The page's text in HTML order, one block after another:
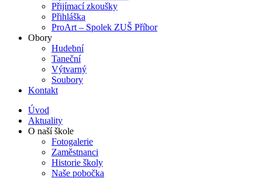
Přijímací zkoušky
Přihláška
ProArt – Spolek ZUŠ Příbor
Obory
Hudební
Taneční
Výtvarný
Soubory
Kontakt
Úvod
Aktuality
O naší škole
Fotogalerie
Zaměstnanci
Historie školy
Naše pobočka